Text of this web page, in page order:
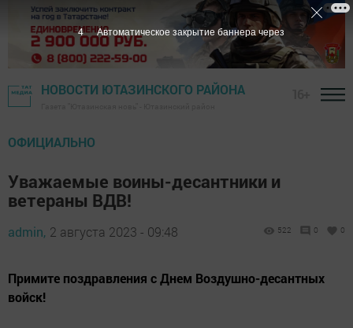
НОВОСТИ ЮТАЗИНСКОГО РАЙОНА
ОФИЦИАЛЬНО
Уважаемые воины-десантники и
ветераны ВДВ!
admin, 2 августа 2023 - 09:48 522 0 0
Примите поздравления с Днем Воздушно-десантных
войск!
2 Автоматическое закрытие баннера через